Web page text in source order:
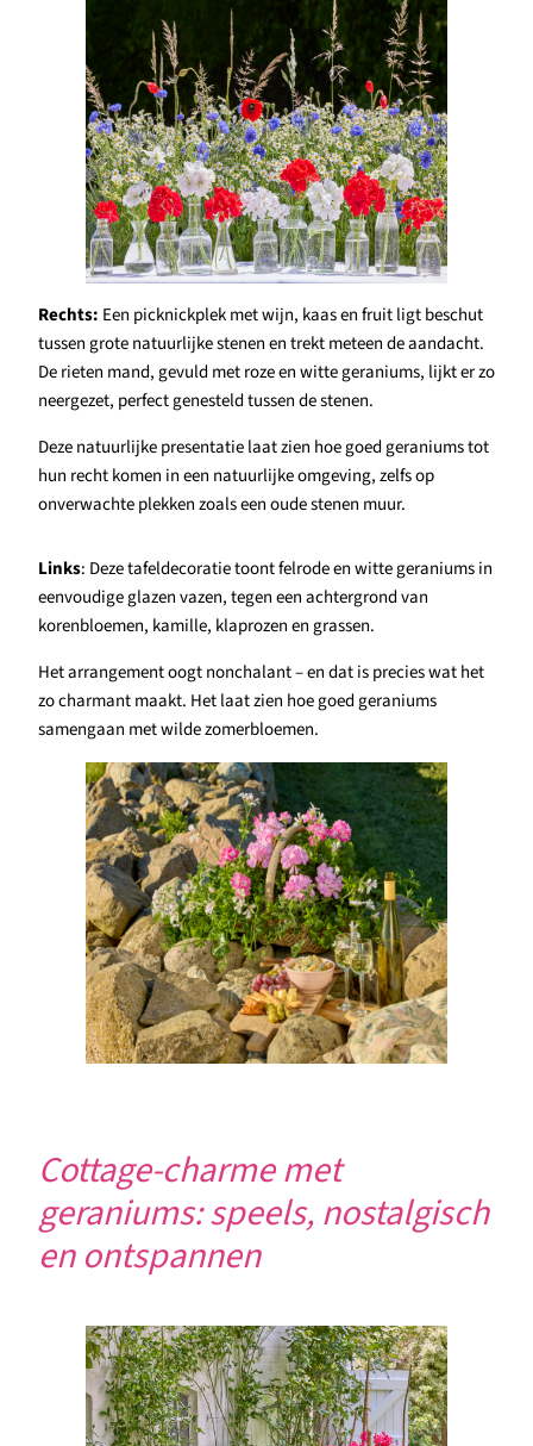
Rechts: Een picknickplek met wijn, kaas en fruit ligt beschut
tussen grote natuurlijke stenen en trekt meteen de aandacht.
De rieten mand, gevuld met roze en witte geraniums, lijkt er zo
neergezet, perfect genesteld tussen de stenen.
Deze natuurlijke presentatie laat zien hoe goed geraniums tot
hun recht komen in een natuurlijke omgeving, zelfs op
onverwachte plekken zoals een oude stenen muur.
Links: Deze tafeldecoratie toont felrode en witte geraniums in
eenvoudige glazen vazen, tegen een achtergrond van
korenbloemen, kamille, klaprozen en grassen.
Het arrangement oogt nonchalant – en dat is precies wat het
zo charmant maakt. Het laat zien hoe goed geraniums
samengaan met wilde zomerbloemen.
Cottage-charme met
geraniums: speels, nostalgisch
en ontspannen